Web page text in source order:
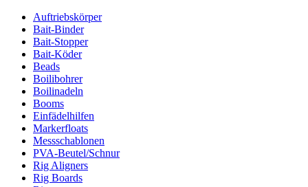
Auftriebskörper
Bait-Binder
Bait-Stopper
Bait-Köder
Beads
Boilibohrer
Boilinadeln
Booms
Einfädelhilfen
Markerfloats
Messschablonen
PVA-Beutel/Schnur
Rig Aligners
Rig Boards